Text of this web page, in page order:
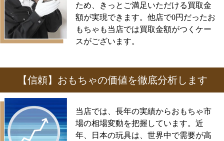
ため、きっとご満足いただける買取金
額が実現できます。他店で0円だったお
もちゃも当店では買取金額がつくケー
スがございます。
【信頼】おもちゃの価値を徹底分析します
当店では、長年の実績からおもちゃ市
場の相場変動を把握しています。近
年、日本の玩具は、世界中で需要が高